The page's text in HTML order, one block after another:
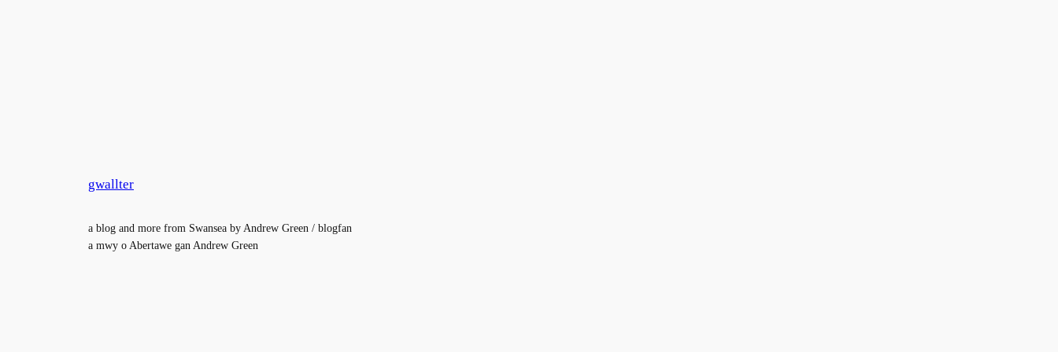
gwallter
a blog and more from Swansea by Andrew Green / blogfan
a mwy o Abertawe gan Andrew Green